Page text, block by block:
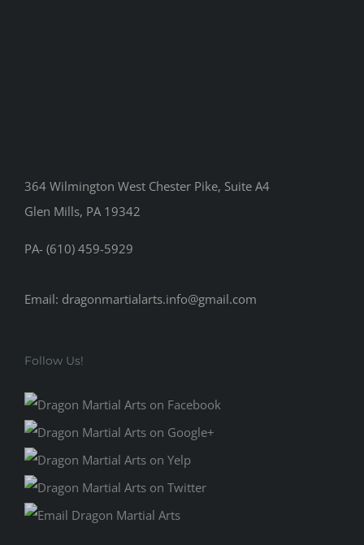
364 Wilmington West Chester Pike, Suite A4
Glen Mills, PA 19342
PA- (610) 459-5929
Email: dragonmartialarts.info@gmail.com
Follow Us!